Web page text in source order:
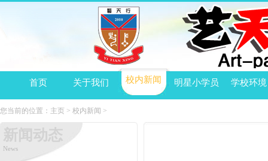
首页 关于我们 校内新闻 明星小学员 学校环境
您当前的位置： 主页 > 校内新闻 >
News